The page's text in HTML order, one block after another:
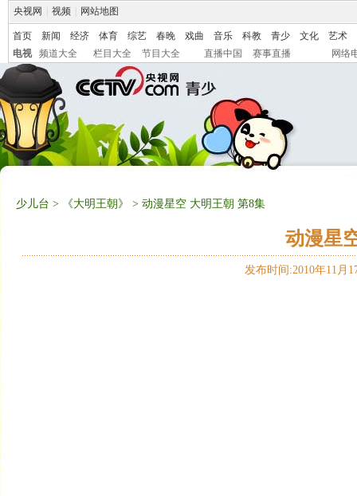
央视网 视频 网站地图
首页 新闻 经济 体育 综艺 春晚 戏曲 音乐 科教 青少 文化
艺术
电视
频道大全 栏目大全 节目大全 直播中国 赛事直播 网络
少儿台 > 《大明王朝》 > 动漫星空 大明王朝 第8集
动漫星
发布时间:2010年11月